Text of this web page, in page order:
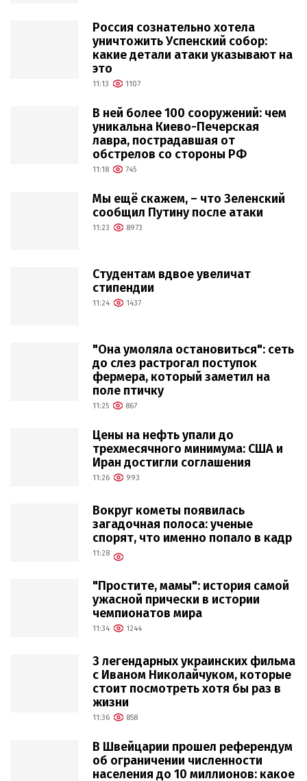
Россия сознательно хотела
уничтожить Успенский собор:
какие детали атаки указывают на
это
11:13 1107
В ней более 100 сооружений: чем
уникальна Киево-Печерская
лавра, пострадавшая от
обстрелов со стороны РФ
11:18 745
Мы ещё скажем, – что Зеленский
сообщил Путину после атаки
11:23 8973
Студентам вдвое увеличат
стипендии
11:24 1437
"Она умоляла остановиться": сеть
до слез растрогал поступок
фермера, который заметил на
поле птичку
11:25 867
Цены на нефть упали до
трехмесячного минимума: США и
Иран достигли соглашения
11:26 993
Вокруг кометы появилась
загадочная полоса: ученые
спорят, что именно попало в кадр
11:28
"Простите, мамы": история самой
ужасной прически в истории
чемпионатов мира
11:34 1244
3 легендарных украинских фильма
с Иваном Николайчуком, которые
стоит посмотреть хотя бы раз в
жизни
11:36 858
В Швейцарии прошел референдум
об ограничении численности
населения до 10 миллионов: какое